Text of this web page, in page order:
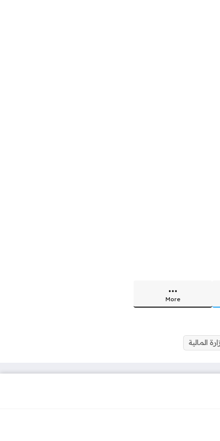
More
المالية